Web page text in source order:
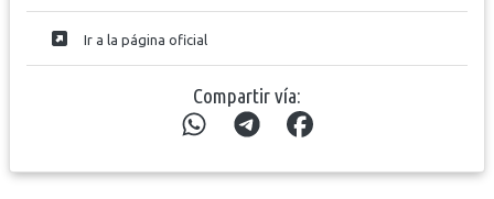
Ir a la página oficial
Compartir vía: